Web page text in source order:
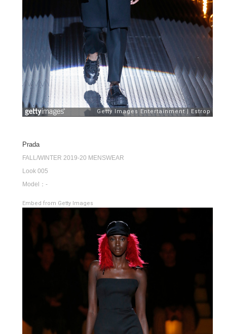
Prada
FALL/WINTER 2019-20 MENSWEAR
Look 005
Model：-
Embed from Getty Images